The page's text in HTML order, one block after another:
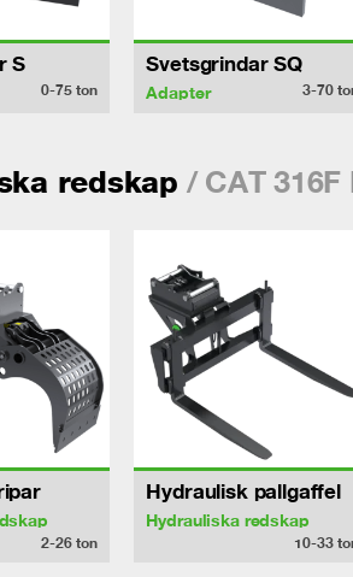
S
0-75ton
Svetsgrindar SQ
Adapter 3-70
redskap / CAT 316F
2-26ton
Hydraulisk pallgaffel
Hydrauliska redskap
10-33